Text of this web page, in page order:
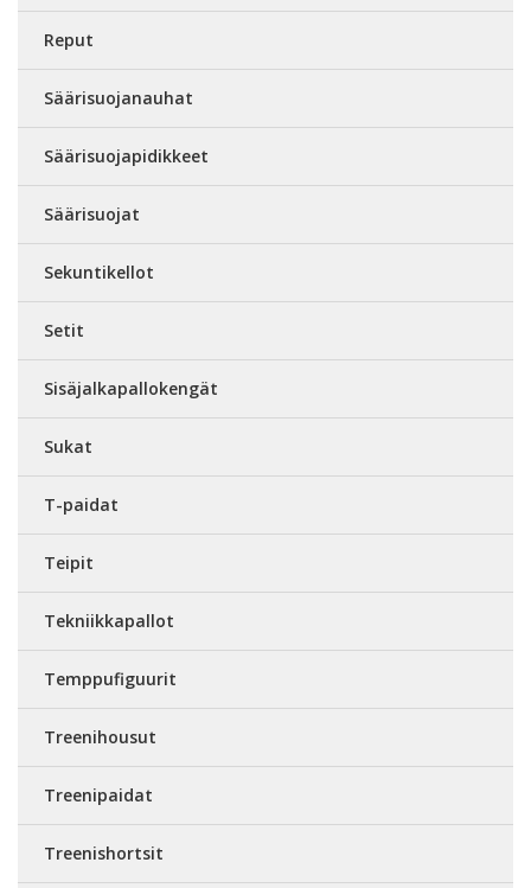
Reput
Säärisuojanauhat
Säärisuojapidikkeet
Säärisuojat
Sekuntikellot
Setit
Sisäjalkapallokengät
Sukat
T-paidat
Teipit
Tekniikkapallot
Temppufiguurit
Treenihousut
Treenipaidat
Treenishortsit